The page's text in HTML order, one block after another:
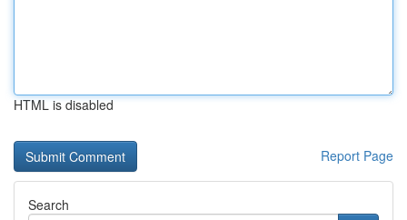
HTML is disabled
Report Page
Search